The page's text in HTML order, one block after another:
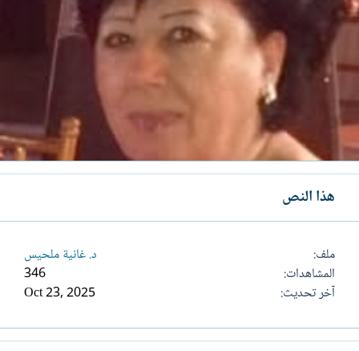
هذا النص
ملف
د. غانية ملحيس
المشاهدات
346
آخر تحديث
Oct 23, 2025